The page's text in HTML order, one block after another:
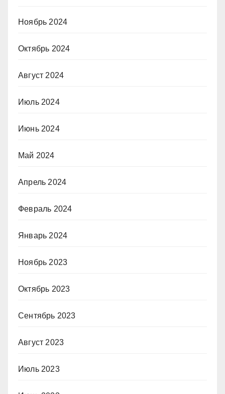
Ноябрь 2024
Октябрь 2024
Август 2024
Июль 2024
Июнь 2024
Май 2024
Апрель 2024
Февраль 2024
Январь 2024
Ноябрь 2023
Октябрь 2023
Сентябрь 2023
Август 2023
Июль 2023